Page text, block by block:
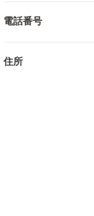
電話番号
住所